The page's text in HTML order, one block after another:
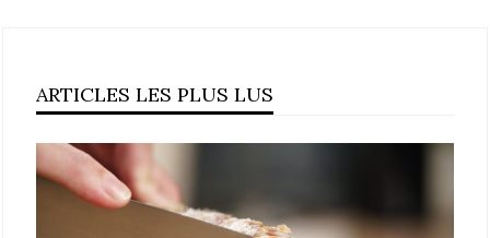
ARTICLES LES PLUS LUS